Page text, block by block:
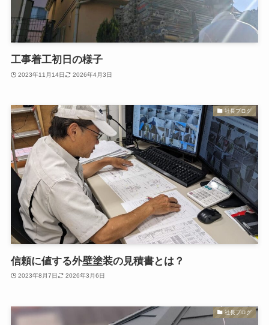
工事着工初日の様子
2023年11月14日 2026年4月3日
社長ブログ
信頼に値する外壁塗装の見積書とは？
2023年8月7日 2026年3月6日
社長ブログ